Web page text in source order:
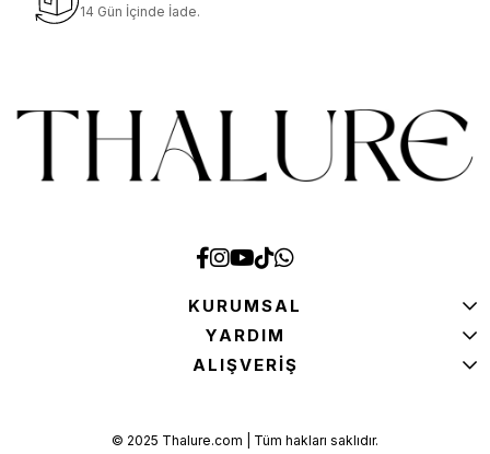
14 Gün İçinde İade.
KURUMSAL
YARDIM
ALIŞVERİŞ
© 2025 Thalure.com | Tüm hakları saklıdır.